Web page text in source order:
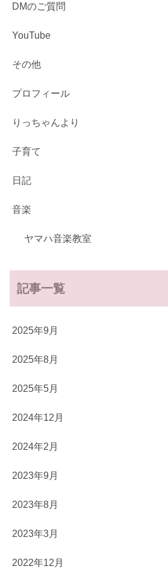
DMのご質問
YouTube
その他
プロフィール
りっちゃんより
子育て
日記
音楽
ヤマハ音楽教室
記事一覧
2025年9月
2025年8月
2025年5月
2024年12月
2024年2月
2023年9月
2023年8月
2023年3月
2022年12月